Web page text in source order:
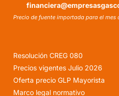
Precio de fuente importada para el
Resolución CREG 080
Precios vigentes Julio 2026
Oferta precio GLP Mayorista
Marco legal normativo